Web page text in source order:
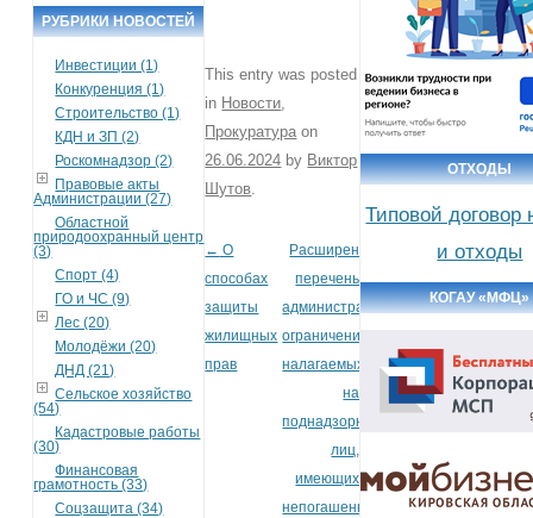
РУБРИКИ НОВОСТЕЙ
Инвестиции (1)
Конкуренция (1)
Строительство (1)
КДН и ЗП (2)
Роскомнадзор (2)
Правовые акты
Администрации (27)
Областной
природоохранный центр
(3)
Спорт (4)
ГО и ЧС (9)
Лес (20)
Молодёжи (20)
ДНД (21)
Сельское хозяйство
(54)
Кадастровые работы
(30)
Финансовая
грамотность (33)
Соцзащита (34)
This entry was posted
in Новости
Прокуратура on
26.06.2024 by Виктор
Шутов
Post navigation
← О
способах
защиты
жилищных
прав
Расширен
перечень
административных
ограничений,
налагаемых
на
поднадзорных
лиц,
имеющих
непогашенную
ОТХОДЫ
Типовой договор
и отходы
КОГАУ «МФЦ»